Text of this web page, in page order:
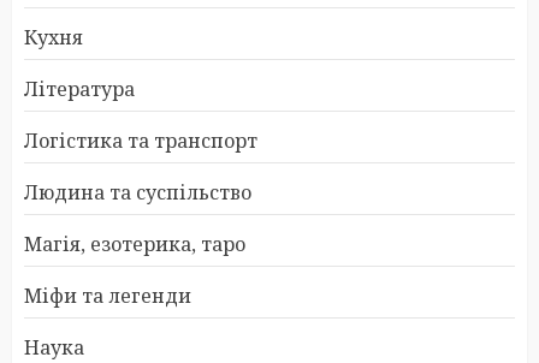
Кухня
Література
Логістика та транспорт
Людина та суспільство
Магія, езотерика, таро
Міфи та легенди
Наука